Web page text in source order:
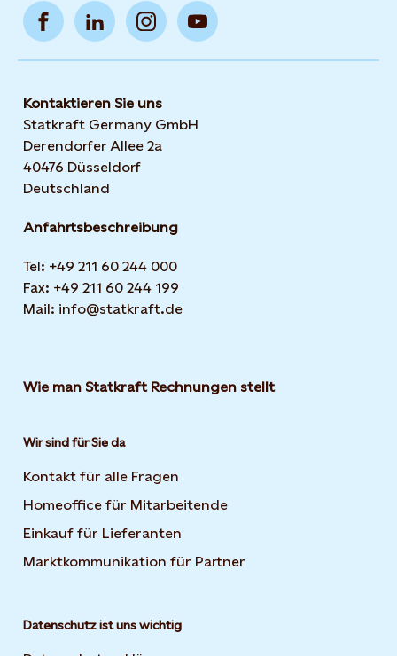
Kontaktieren Sie uns
Statkraft Germany GmbH
Derendorfer Allee 2a
40476 Düsseldorf
Deutschland
Anfahrtsbeschreibung
Tel: +49 211 60 244 000
Fax: +49 211 60 244 199
Mail: info@statkraft.de
Wie man Statkraft Rechnungen stellt
Wir sind für Sie da
Kontakt für alle Fragen
Homeoffice für Mitarbeitende
Einkauf für Lieferanten
Marktkommunikation für Partner
Datenschutz ist uns wichtig